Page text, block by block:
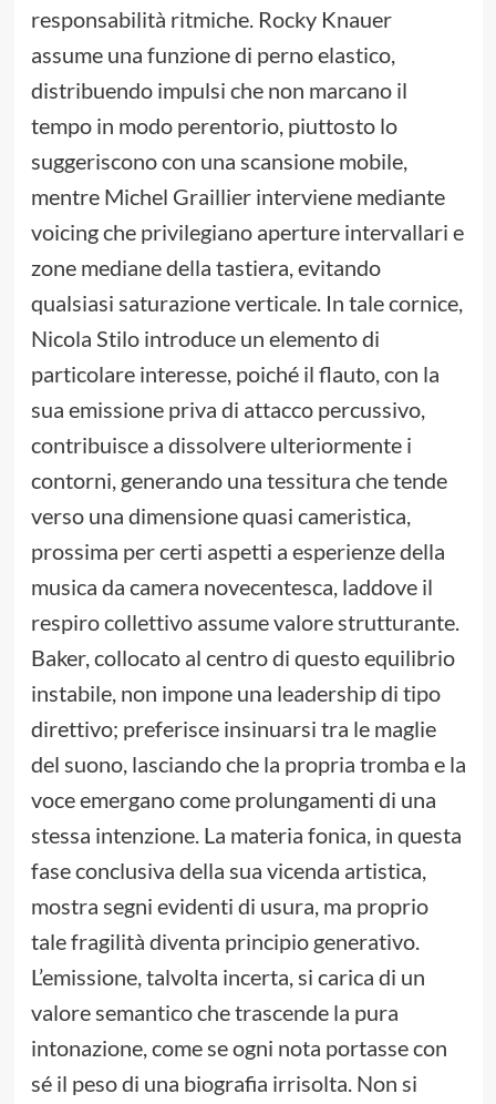
responsabilità ritmiche. Rocky Knauer
assume una funzione di perno elastico,
distribuendo impulsi che non marcano il
tempo in modo perentorio, piuttosto lo
suggeriscono con una scansione mobile,
mentre Michel Graillier interviene mediante
voicing che privilegiano aperture intervallari e
zone mediane della tastiera, evitando
qualsiasi saturazione verticale. In tale cornice,
Nicola Stilo introduce un elemento di
particolare interesse, poiché il flauto, con la
sua emissione priva di attacco percussivo,
contribuisce a dissolvere ulteriormente i
contorni, generando una tessitura che tende
verso una dimensione quasi cameristica,
prossima per certi aspetti a esperienze della
musica da camera novecentesca, laddove il
respiro collettivo assume valore strutturante.
Baker, collocato al centro di questo equilibrio
instabile, non impone una leadership di tipo
direttivo; preferisce insinuarsi tra le maglie
del suono, lasciando che la propria tromba e la
voce emergano come prolungamenti di una
stessa intenzione. La materia fonica, in questa
fase conclusiva della sua vicenda artistica,
mostra segni evidenti di usura, ma proprio
tale fragilità diventa principio generativo.
L’emissione, talvolta incerta, si carica di un
valore semantico che trascende la pura
intonazione, come se ogni nota portasse con
sé il peso di una biografia irrisolta. Non si